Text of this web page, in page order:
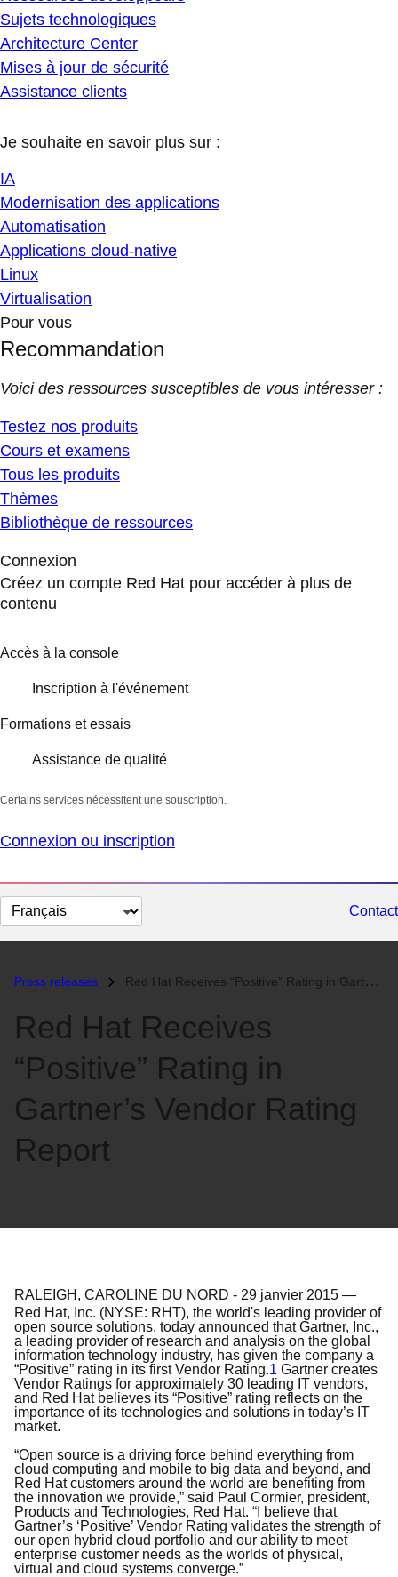
Sujets technologiques
Architecture Center
Mises à jour de sécurité
Assistance clients
Je souhaite en savoir plus sur :
IA
Modernisation des applications
Automatisation
Applications cloud-native
Linux
Virtualisation
Pour vous
Recommandation
Voici des ressources susceptibles de vous intéresser :
Testez nos produits
Cours et examens
Tous les produits
Thèmes
Bibliothèque de ressources
Connexion
Créez un compte Red Hat pour accéder à plus de
contenu
Accès à la console
Inscription à l'événement
Formations et essais
Assistance de qualité
Certains services nécessitent une souscription.
Connexion ou inscription
Changer
la
Contact
Press releases Red Hat Receives “Positive” Rating in Gartner’s Vendor Rating Report...
Red Hat Receives
“Positive” Rating in
Gartner’s Vendor Rating
Report
RALEIGH, CAROLINE DU NORD - 29 janvier 2015 —
Red Hat, Inc. (NYSE: RHT), the world's leading provider of
open source solutions, today announced that Gartner, Inc.,
a leading provider of research and analysis on the global
information technology industry, has given the company a
“Positive” rating in its first Vendor Rating.1 Gartner creates
Vendor Ratings for approximately 30 leading IT vendors,
and Red Hat believes its “Positive” rating reflects on the
importance of its technologies and solutions in today’s IT
market.
“Open source is a driving force behind everything from
cloud computing and mobile to big data and beyond, and
Red Hat customers around the world are benefiting from
the innovation we provide,” said Paul Cormier, president,
Products and Technologies, Red Hat. “I believe that
Gartner’s ‘Positive’ Vendor Rating validates the strength of
our open hybrid cloud portfolio and our ability to meet
enterprise customer needs as the worlds of physical,
virtual and cloud systems converge.”